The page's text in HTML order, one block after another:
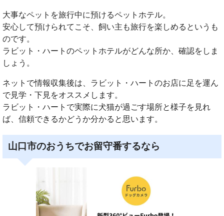
大事なペットを旅行中に預けるペットホテル。
安心して預けられてこそ、飼い主も旅行を楽しめるというも
のです。
ラビット・ハートのペットホテルがどんな所か、確認をしま
しょう。
ネットで情報収集後は、ラビット・ハートのお店に足を運ん
で見学・下見をオススメします。
ラビット・ハートで実際に犬猫が過ごす場所と様子を見れ
ば、信頼できるかどうか分かると思います。
山口市のおうちでお留守番するなら